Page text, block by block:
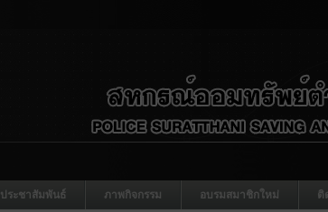
ระชาสัมพันธ์ ภาพกิจกรรม อบรมสมาชิกใหม่ ติ